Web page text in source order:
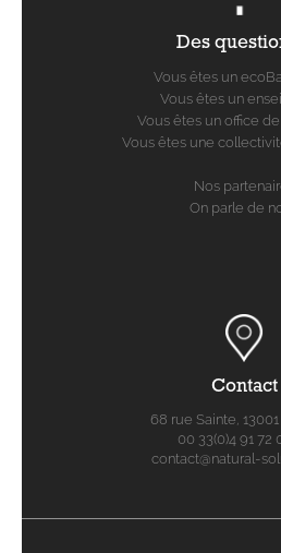
Des
Vous êtes un
Vous êtes un
Vous êtes un office
Vous êtes une
Nos
On parle de
Contact
68 rue Sainte,
00 33(0)4 91 72
contact@natural-